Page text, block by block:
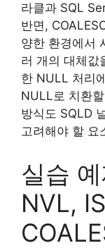
라클과 SQL
반면,
양한 환경에서
러 개의 대체값
한 NULL 처리
NULL로 치환
방식도 SQLD
고려해야 할 요
실습
NVL,